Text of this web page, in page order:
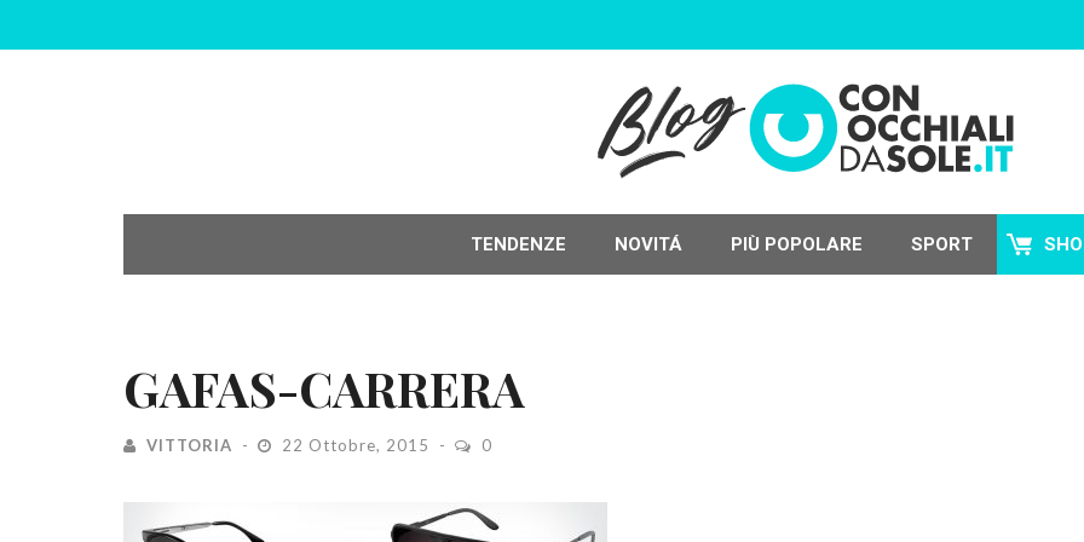
TENDENZE NOVITÁ PIÙ POPOLARE SPORT
GAFAS-CARRERA
VITTORIA 22 Ottobre, 2015 0